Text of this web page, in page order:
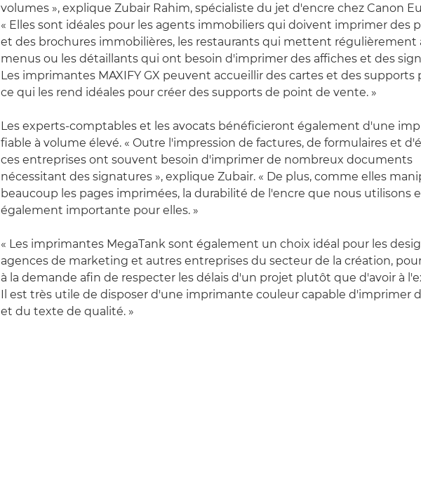
volumes », explique Zubair Rahim, spécialiste du jet d'encre chez Canon
« Elles sont idéales pour les agents immobiliers qui doivent imprimer des
et des brochures immobilières, les restaurants qui mettent régulièrement
menus ou les détaillants qui ont besoin d'imprimer des affiches et des
Les imprimantes MAXIFY GX peuvent accueillir des cartes et des supports
ce qui les rend idéales pour créer des supports de point de vente. »
Les experts-comptables et les avocats bénéficieront également d'une
fiable à volume élevé. « Outre l'impression de factures, de formulaires et
ces entreprises ont souvent besoin d'imprimer de nombreux documents
nécessitant des signatures », explique Zubair. « De plus, comme elles
beaucoup les pages imprimées, la durabilité de l'encre que nous utilisons
également importante pour elles. »
« Les imprimantes MegaTank sont également un choix idéal pour les
agences de marketing et autres entreprises du secteur de la création,
à la demande afin de respecter les délais d'un projet plutôt que d'avoir à
Il est très utile de disposer d'une imprimante couleur capable d'imprimer
et du texte de qualité. »